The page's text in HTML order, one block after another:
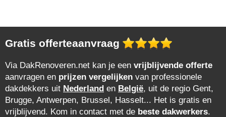
Gratis offerteaanvraag
Via DakRenoveren.net kan je een vrijblijvende offerte
aanvragen en prijzen vergelijken van professionele
dakdekkers uit Nederland en België, uit de regio Gent,
Brugge, Antwerpen, Brussel, Hasselt... Het is gratis en
vrijblijvend. Kom in contact met de beste dakwerkers.